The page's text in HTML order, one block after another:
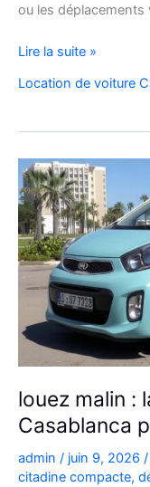
ou les déplacements
Location
voiture
C3
à
Casablanca
Lire la suite »
Location de voiture
louez malin :
Casablanca
admin / juin 9, 2026 /
citadine compacte,